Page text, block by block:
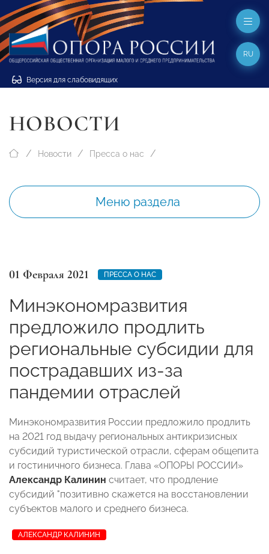
Версия для слабовидящих
RU
НОВОСТИ
Новости Пресса о нас
Меню раздела
01 Февраля 2021 ПРЕССА О НАС
Минэкономразвития
предложило продлить
региональные субсидии для
пострадавших из-за
пандемии отраслей
Минэкономразвития России предложило продлить
на 2021 год выдачу региональных антикризисных
субсидий туристической отрасли, сферам общепита
и гостиничного бизнеса. Глава «ОПОРЫ РОССИИ»
Александр Калинин считает, что продление
субсидий "позитивно скажется на восстановлении
субъектов малого и среднего бизнеса.
АЛЕКСАНДР КАЛИНИН